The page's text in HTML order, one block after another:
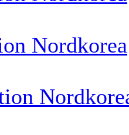
Nordkorea